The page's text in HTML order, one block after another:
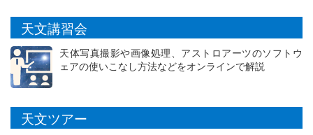
天文講習会
天体写真撮影や画像処理、アストロアーツのソフトウ
ェアの使いこなし方法などをオンラインで解説
天文ツアー